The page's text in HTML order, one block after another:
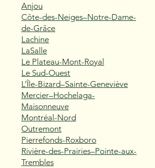
Anjou
Côte-des-Neiges–Notre-Dame-
de-Grâce
Lachine
LaSalle
Le Plateau-Mont-Royal
Le Sud-Ouest
L’Île-Bizard–Sainte-Geneviève
Mercier–Hochelaga-
Maisonneuve
Montréal-Nord
Outremont
Pierrefonds-Roxboro
Rivière-des-Prairies–Pointe-aux-
Trembles